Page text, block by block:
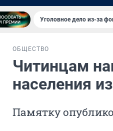
Уголовное дело из-за
ОБЩЕСТВО
Читинцам
населения
Памятку